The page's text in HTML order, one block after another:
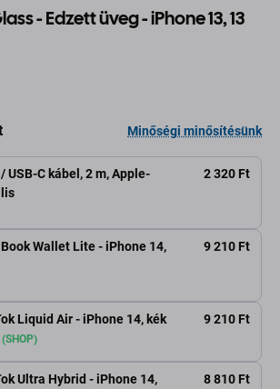
- Edzett üveg - iPhone 13, 13
Minőségi minősítésünk
USB-C kábel, 2 m, Apple-
2 320 Ft
Book Wallet Lite - iPhone 14,
9 210 Ft
Liquid Air - iPhone 14, kék 9 210 Ft
Ultra Hybrid - iPhone 14,
8 810 Ft